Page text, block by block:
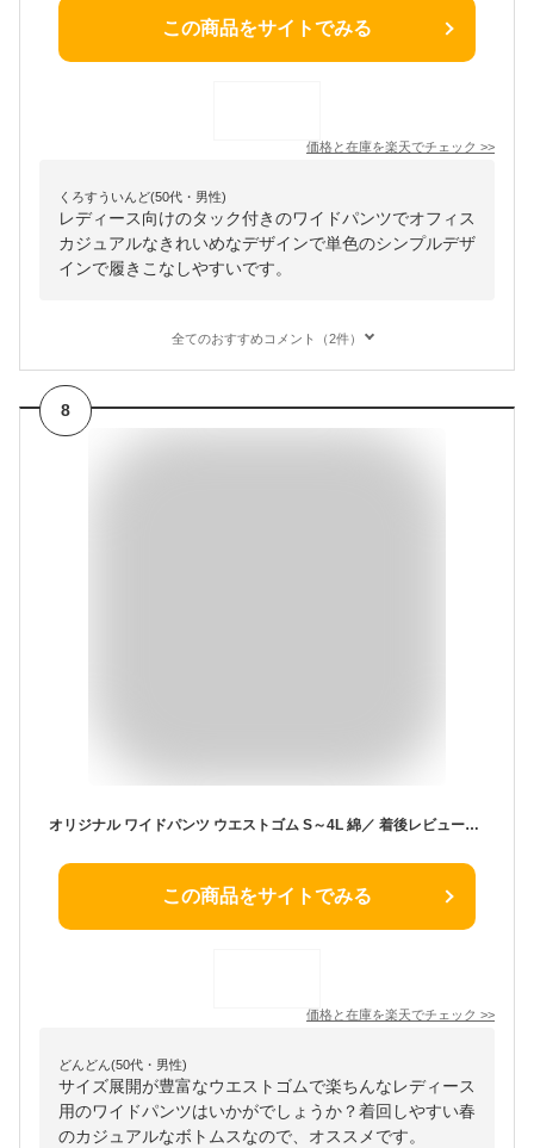
この商品をサイトでみる
価格と在庫を楽天でチェック >>
くろすういんど(50代・男性)
レディース向けのタック付きのワイドパンツでオフィス
カジュアルなきれいめなデザインで単色のシンプルデザ
インで履きこなしやすいです。
全てのおすすめコメント（2件）
8
オリジナル ワイドパンツ ウエストゴム S～4L 綿／ 着後レビューでクーポン☆ カジュアル ナチュラル 白パン コットン ゆったり 体型カバー レディース エコロコ e+ Sm,Ms,Ls,LL,3L,4L,／ 大きいサイズ 春 夏 30代 40代 50代 24SS0301R, 母の日 ギフト n15,
この商品をサイトでみる
価格と在庫を楽天でチェック >>
どんどん(50代・男性)
サイズ展開が豊富なウエストゴムで楽ちんなレディース
用のワイドパンツはいかがでしょうか？着回しやすい春
のカジュアルなボトムスなので、オススメです。